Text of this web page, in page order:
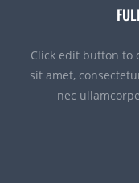
Click edit button to
sit amet,
nec